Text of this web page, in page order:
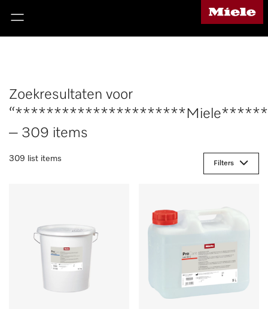
Zoekresultaten voor
– 309 items
309 list items
Filters